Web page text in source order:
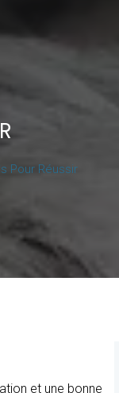
Pour Réussir
et une bonne